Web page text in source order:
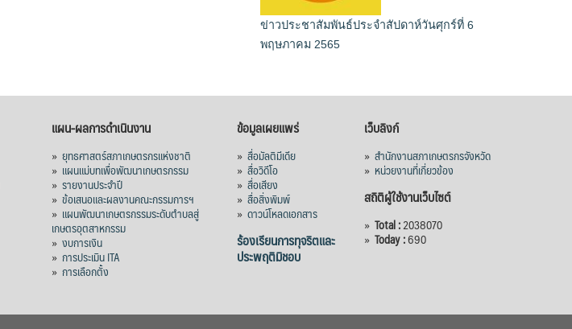
ข่าวประชาสัมพันธ์ประจำสัปดาห์วันศุกร์ที่ 6
พฤษภาคม 2565
แผน-ผลการดำเนินงาน
» ยุทธศาสตร์สภาเกษตรกรแห่งชาติ
» แผนแม่บทเพื่อพัฒนาเกษตรกรรม
» รายงานประจำปี
» ข้อเสนอและผลงานคณะกรรมการฯ
» แผนพัฒนาเกษตรกรรมระดับตำบลสู่
เกษตรอุตสาหกรรม
» งบการเงิน
» การประเมิน ITA
» การเลือกตั้ง
ข้อมูลเผยแพร่
» สื่อมัลติมีเดีย
» สื่อวิดีโอ
» สื่อเสียง
» สื่อสิ่งพิมพ์
» ดาวน์โหลดเอกสาร
ร้องเรียนการทุจริตและ
ประพฤติมิชอบ
เว็บลิงก์
» สำนักงานสภาเกษตรกรจังหวัด
» หน่วยงานที่เกี่ยวข้อง
สถิติผู้ใช้งานเว็บไซต์
» Total :2038070
» Today :690